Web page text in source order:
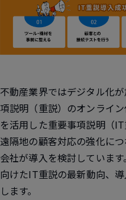
不動産業界ではデジタル化
項説明（重説）のオンライ
を活用した重要事項説明（
遠隔地の顧客対応の強化に
会社が導入を検討していま
向けたIT重説の最新動向、
します。